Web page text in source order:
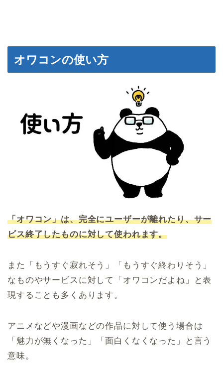
オワコンの使い方
「オワコン」は、完全にユーザーが離れたり、サー
ビス終了したものに対して使われます。
また「もうすぐ寂れそう」「もうすぐ終わりそう」
なものやサービスに対して「オワコンだよね」と表
現することも多くあります。
アニメなどや漫画などの作品に対して使う場合は
「魅力が無くなった」「面白くなくなった」と言う
意味。